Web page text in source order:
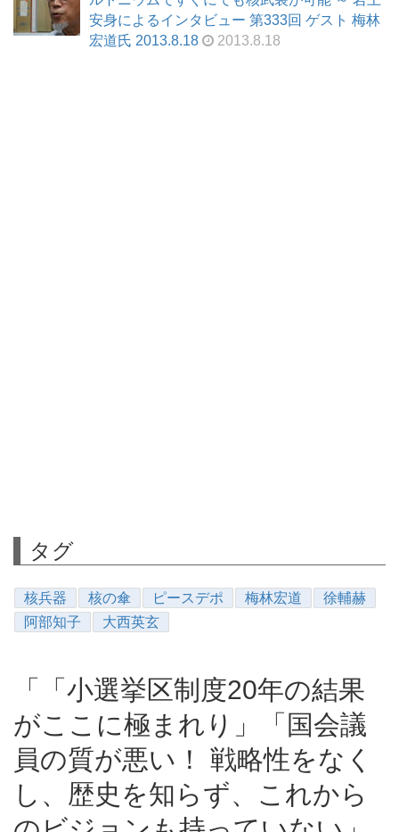
安身によるインタビュー 第333回 ゲスト 梅林
宏道氏 2013.8.18
2013.8.18
タグ
核兵器 核の傘 ピースデポ 梅林宏道
徐輔赫
阿部知子
大西英玄
「「小選挙区制度20年の結果
がここに極まれり」「国会議
員の質が悪い！ 戦略性をなく
し、歴史を知らず、これから